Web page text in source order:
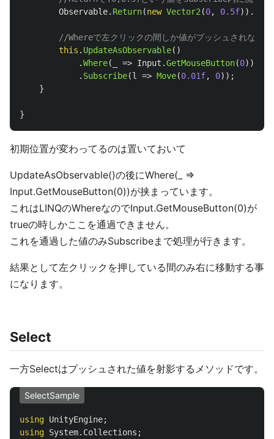
Observable. Return(new Vector2 (0, 0.5f)).
//Whereで左クリックの間しか値がプッシュされない
this . UpdateAsObservable()
.Where( => Input .GetMouseButton(0))
. Subscribe(l => Move(0.01f, 0));
}
}
初期位置が変わってるのは置いておいて
UpdateAsObservable()の後にWhere(_ =>
Input.GetMouseButton(0))が挟まっています。
これはLINQのWhereなのでInput.GetMouseButton(0)が
trueの時しかここを通過できません。
これを通過した値のみSubscribeまで処理が行きます。
結果として左クリックを押している間のみ右に移動する事
になります。
Select
一方Selectはプッシュされた値を射影するメソッドです。
SelectSample
using UnityEngine;
using System.Collections ;